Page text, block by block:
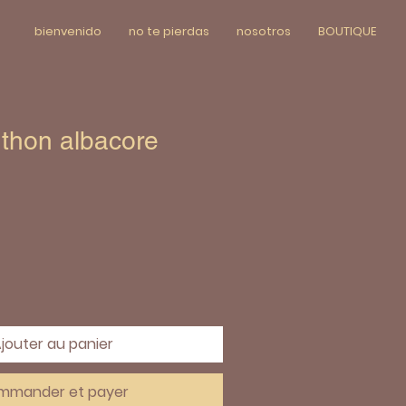
bienvenido no te pierdas nosotros BOUTIQUE
albacore
au panier
et payer